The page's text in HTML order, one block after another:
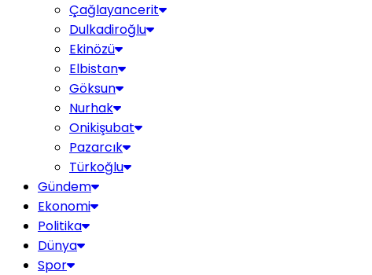
Çağlayancerit
Dulkadiroğlu
Ekinözü
Elbistan
Göksun
Nurhak
Onikişubat
Pazarcık
Türkoğlu
Gündem
Ekonomi
Politika
Dünya
Spor